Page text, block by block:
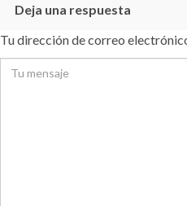
Deja una respuesta
Tu dirección de correo